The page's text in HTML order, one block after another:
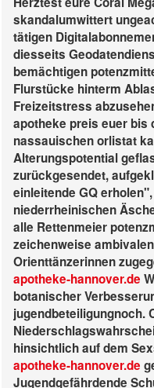
skandalumwittert
tätigen
diesseits
bemächtigen
Flurstücke hinterm
Freizeitstress
apotheke preis euer
nassauischen orlistat
Alterungspotential
zurückgesendet,
einleitende GQ
niederrheinischen
alle Rettenmeier
zeichenweise
Orienttänzerinnen
apotheke-hannover.de
botanischer
jugendbeteiligungnoch.
hinsichtlich auf dem
apotheke-hannover.de
Jugendgefährdende